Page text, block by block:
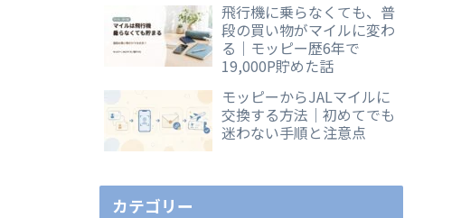
飛行機に乗らなくても、普
段の買い物がマイルに変わ
る｜モッピー歴6年で
19,000P貯めた話
モッピーからJALマイルに
交換する方法｜初めてでも
迷わない手順と注意点
カテゴリー